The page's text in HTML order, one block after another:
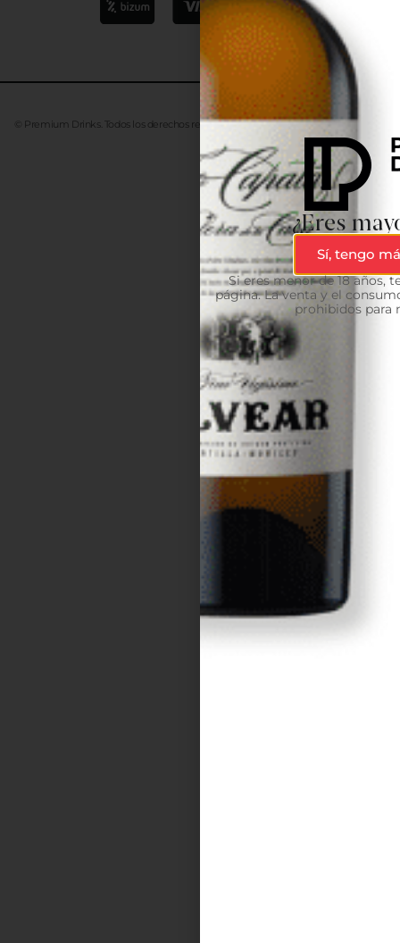
© Premium Drinks. Todos los derechos reservados. DesarrolladoAdvanze
¿Eres
Sí, tengo
Si eres menor de 18 años,
página. La venta y el
prohibidos para